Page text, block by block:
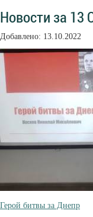
Новости за 13
Добавлено: 13.10.2022
Герой битвы за Днепр